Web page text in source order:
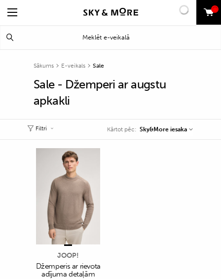
0
Sākums E-veikals Sale
Sale - Džemperi ar augstu
apkakli
Filtri Kārtot pēc: Sky&More iesaka
JOOP!
Džemperis ar rievota
adījuma detaļām